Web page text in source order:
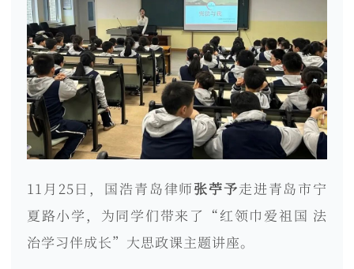
11月25日，国浩青岛律师张苧予走进青岛市宁
夏路小学，为同学们带来了“红领巾爱祖国 法
治学习伴成长”大思政课主题讲座。